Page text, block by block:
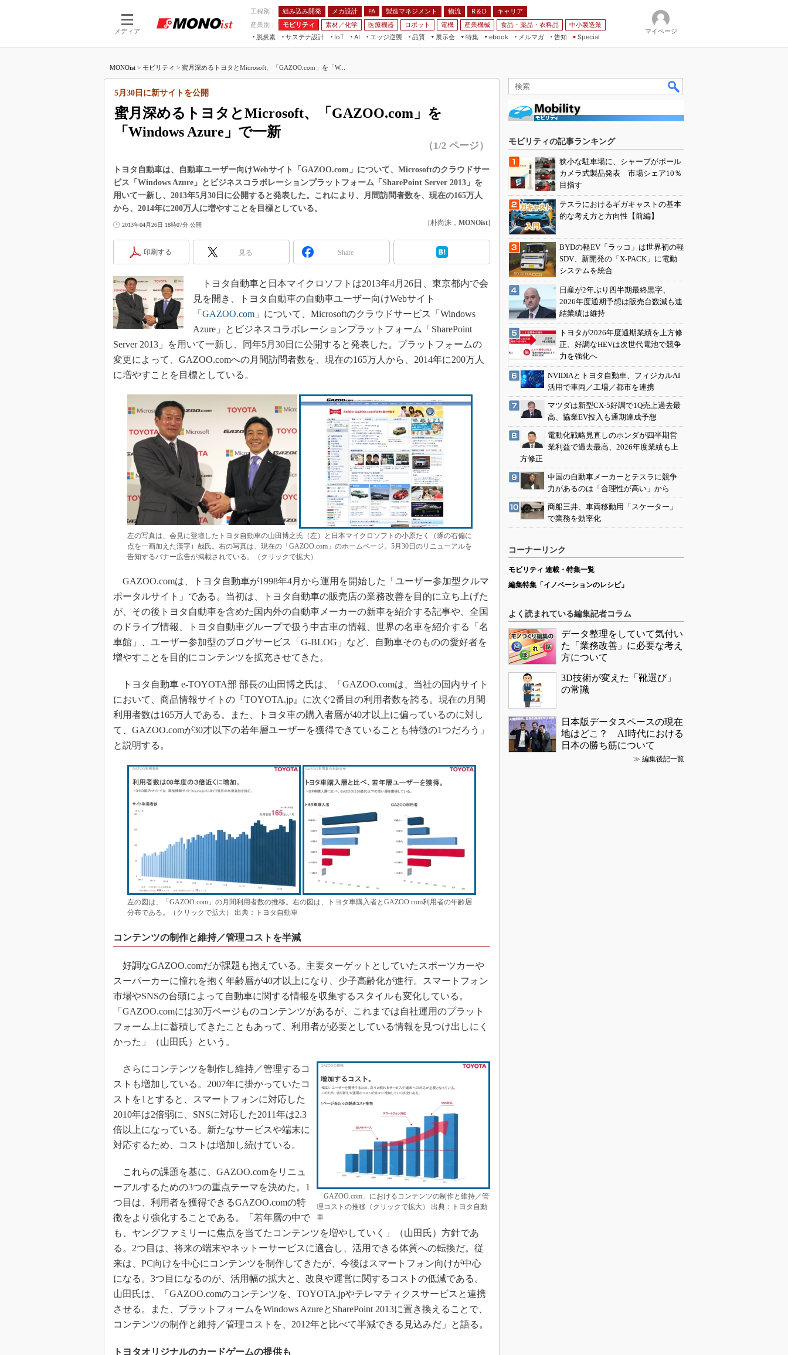
メディア
工程別： 組み込み開発 メカ設計 FA 製造マネジメント 物流 R＆D
キャリア
産業別：
モビリティ 素材／化学 医療機器 ロボット 電機 産業機械 食品・薬品・衣料品
中小製造業
脱炭素
サステナ設計
IoT
つながる工場
AI
AI×設備保全
エッジ逆襲 品質
展示会
JIMTOF
IIFES
TECHNO-FRONTIER
人テク展
スマート工場EXPO
日本ものづくりワールド
AUTOMOTIVE WORLD
特集
組み込みモデリング
Windows Embedded
3Dプリンタ
デジタルツインとCAE
S＆OP
インダストリー4.0
イノベーション
製造業ビッグデータ
植物工場
知財マネジメント
海外生産
グローバル設計・開発
制御セキュリティ
新型コロナへの対応
ebook
メルマガ
告知 Special
マイページ
MONOist > モビリティ > 蜜月深めるトヨタとMicrosoft、「GAZOO.com」を「W...
蜜月深めるトヨタとMicrosoft、「GAZOO.com」を
「Windows Azure」で一新
5月30日に新サイトを公開
（1/2 ページ）
トヨタ自動車は、自動車ユーザー向けWebサイト「GAZOO.com」について、Microsoftのクラウドサー
ビス「Windows Azure」とビジネスコラボレーションプラットフォーム「SharePoint Server 2013」を
用いて一新し、2013年5月30日に公開すると発表した。これにより、月間訪問者数を、現在の165万人
から、2014年に200万人に増やすことを目標としている。
2013年04月26日 18時07分 公開 [朴尚洙， MONOist]
印刷する 見る Share
トヨタ自動車と日本マイクロソフトは2013年4月26日、東京都内で会
見を開き、トヨタ自動車の自動車ユーザー向けWebサイト
「GAZOO.com」 について、Microsoftのクラウドサービス「Windows
Azure」とビジネスコラボレーションプラットフォーム「SharePoint
Server 2013」を用いて一新し、同年5月30日に公開すると発表した。プラットフォームの
変更によって、GAZOO.comへの月間訪問者数を、現在の165万人から、2014年に200万人
に増やすことを目標としている。
左の写真は、会見に登壇したトヨタ自動車の山田博之氏（左）と日本マイクロソフトの小原たく（琢の右偏に
点を一画加えた漢字）哉氏。右の写真は、現在の「GAZOO.com」のホームページ。5月30日のリニューアルを
告知するバナー広告が掲載されている。（クリックで拡大）
GAZOO.comは、トヨタ自動車が1998年4月から運用を開始した「ユーザー参加型クルマ
ポータルサイト」である。当初は、トヨタ自動車の販売店の業務改善を目的に立ち上げた
が、その後トヨタ自動車を含めた国内外の自動車メーカーの新車を紹介する記事や、全国
のドライブ情報、トヨタ自動車グループで扱う中古車の情報、世界の名車を紹介する「名
車館」、ユーザー参加型のブログサービス「G-BLOG」など、自動車そのものの愛好者を
増やすことを目的にコンテンツを拡充させてきた。
トヨタ自動車 e-TOYOTA部 部長の山田博之氏は、「GAZOO.comは、当社の国内サイト
において、商品情報サイトの『TOYOTA.jp』に次ぐ2番目の利用者数を誇る。現在の月間
利用者数は165万人である。また、トヨタ車の購入者層が40才以上に偏っているのに対し
て、GAZOO.comが30才以下の若年層ユーザーを獲得できていることも特徴の1つだろう」
と説明する。
左の図は、「GAZOO.com」の月間利用者数の推移。右の図は、トヨタ車購入者とGAZOO.com利用者の年齢層
分布である。（クリックで拡大） 出典：トヨタ自動車
コンテンツの制作と維持／管理コストを半減
好調なGAZOO.comだが課題も抱えている。主要ターゲットとしていたスポーツカーや
スーパーカーに憧れを抱く年齢層が40才以上になり、少子高齢化が進行。スマートフォン
市場やSNSの台頭によって自動車に関する情報を収集するスタイルも変化している。
「GAZOO.comには30万ページものコンテンツがあるが、これまでは自社運用のプラット
フォーム上に蓄積してきたこともあって、利用者が必要としている情報を見つけ出しにく
かった」（山田氏）という。
「GAZOO.com」におけるコンテンツの制作と維持／管
理コストの推移（クリックで拡大） 出典：トヨタ自動
車
さらにコンテンツを制作し維持／管理するコ
ストも増加している。2007年に掛かっていたコ
ストを1とすると、スマートフォンに対応した
2010年は2倍弱に、SNSに対応した2011年は2.3
倍以上になっている。新たなサービスや端末に
対応するため、コストは増加し続けている。
これらの課題を基に、GAZOO.comをリニュ
ーアルするための3つの重点テーマを決めた。1
つ目は、利用者を獲得できるGAZOO.comの特
徴をより強化することである。「若年層の中で
も、ヤングファミリーに焦点を当てたコンテンツを増やしていく」（山田氏）方針であ
る。2つ目は、将来の端末やネットーサービスに適合し、活用できる体質への転換だ。従
来は、PC向けを中心にコンテンツを制作してきたが、今後はスマートフォン向けが中心
になる。3つ目になるのが、活用幅の拡大と、改良や運営に関するコストの低減である。
山田氏は、「GAZOO.comのコンテンツを、TOYOTA.jpやテレマティクスサービスと連携
させる。また、プラットフォームをWindows AzureとSharePoint 2013に置き換えることで、
コンテンツの制作と維持／管理コストを、2012年と比べて半減できる見込みだ」と語る。
トヨタオリジナルのカードゲームの提供も
モビリティの記事ランキング
狭小な駐車場に、シャープがポール
カメラ式製品発表 市場シェア10％
目指す
テスラにおけるギガキャストの基本
的な考え方と方向性【前編】
BYDの軽EV「ラッコ」は世界初の軽
SDV、新開発の「X-PACK」に電動
システムを統合
日産が2年ぶり四半期最終黒字、
2026年度通期予想は販売台数減も連
結業績は維持
トヨタが2026年度通期業績を上方修
正、好調なHEVは次世代電池で競争
力を強化へ
NVIDIAとトヨタ自動車、フィジカルAI
活用で車両／工場／都市を連携
マツダは新型CX-5好調で1Q売上過去最
高、協業EV投入も通期達成予想
電動化戦略見直しのホンダが四半期営
業利益で過去最高、2026年度業績も上
方修正
中国の自動車メーカーとテスラに競争
力があるのは「合理性が高い」から
商船三井、車両移動用「スケーター」
で業務を効率化
コーナーリンク
モビリティ 連載・特集一覧
編集特集「イノベーションのレシピ」
よく読まれている編集記者コラム
データ整理をしていて気付い
た「業務改善」に必要な考え
方について
3D技術が変えた「靴選び」
の常識
日本版データスペースの現在
地はどこ？ AI時代における
日本の勝ち筋について
≫ 編集後記一覧